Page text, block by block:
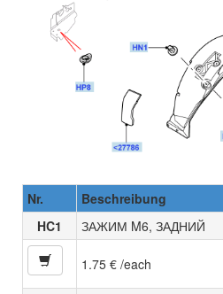
Nr. Beschreibung
HC1
ЗАЖИМ M6, ЗАДНИЙ
1.75 € /each